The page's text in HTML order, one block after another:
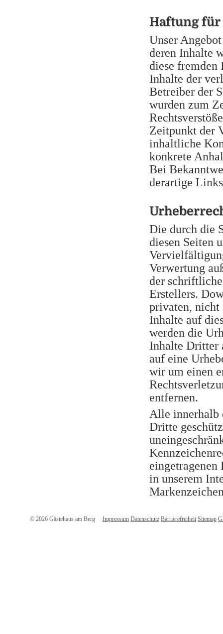
Haftung
Unser
deren Inhalte
diese fremden
Inhalte der
Betreiber der
wurden zum
Zeitpunkt der
inhaltliche
konkrete
Bei
derartige
Die durch die
diesen Seiten
Verwertung
der
Erstellers.
privaten, nicht
Inhalte auf
werden die
Inhalte Dritter
auf eine
wir um einen
entfernen.
Alle innerhalb
Dritte
in unserem
© 2026 Gästehaus am Berg Impressum Datenschutz Barrierefreiheit Sitemap